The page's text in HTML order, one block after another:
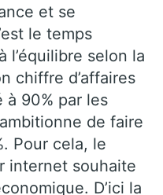
et se
le temps
l’équilibre selon la
chiffre d’affaires
à 90% par les
de faire
Pour cela, le
internet souhaite
D’ici la